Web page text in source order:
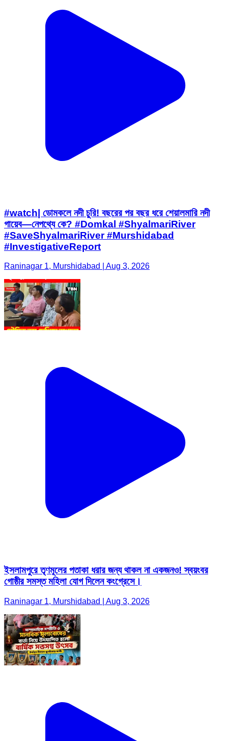
#watch| ডোমকলে নদী চুরি! বছরের পর বছর ধরে শেয়ালমারি নদী
গায়েব—নেপথ্যে কে? #Domkal #ShyalmariRiver
#SaveShyalmariRiver #Murshidabad
#InvestigativeReport
Raninagar 1, Murshidabad | Aug 3, 2026
ইসলামপুরে তৃণমূলের পতাকা ধরার জন্য থাকল না একজনও! স্বয়ংবর
গোষ্ঠীর সমস্ত মহিলা যোগ দিলেন কংগ্রেসে।
Raninagar 1, Murshidabad | Aug 3, 2026